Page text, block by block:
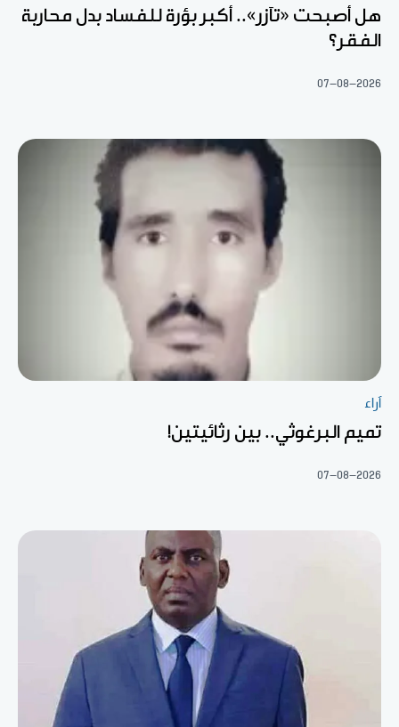
هل أصبحت «تآزر».. أكبر بؤرة للفساد بدل محاربة
الفقر؟
07-08-2026
آراء
تميم البرغوثي.. بين رثائيتين!
07-08-2026